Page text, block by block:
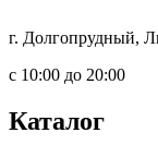
г. Долгопрудный,
c 10:00 до 20:00
Каталог